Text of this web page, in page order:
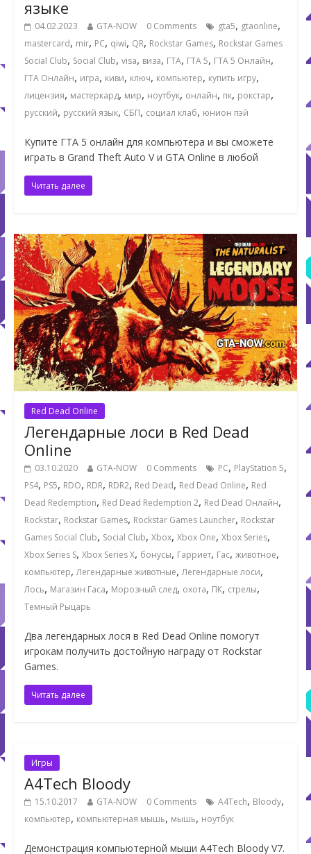
языке
04.02.2023 GTA-NOW 0 Comments gta5, gtaonline,
mastercard, mir, PC, qiwi, QR, Rockstar Games, Rockstar Games
Social Club, Social Club, visa, виза, ГТА, ГТА 5, ГТА 5 Онлайн,
ГТА Онлайн, игра, киви, ключ, компьютер, купить игру,
лицензия, мастеркард, мир, ноутбук, онлайн, пк, рокстар,
русский, русский язык, СБП, социал клаб, юнион пэй
Купите ГТА 5 онлайн для компьютера и вы сможете
играть в Grand Theft Auto V и GTA Online в любой
Читать далее
Red Dead Online
Легендарные лоси в Red Dead
Online
03.10.2020 GTA-NOW 0 Comments PC, PlayStation 5,
PS4, PS5, RDO, RDR, RDR2, Red Dead, Red Dead Online, Red
Dead Redemption, Red Dead Redemption 2, Red Dead Онлайн,
Rockstar, Rockstar Games, Rockstar Games Launcher, Rockstar
Games Social Club, Social Club, Xbox, Xbox One, Xbox Series,
Xbox Series S, Xbox Series X, бонусы, Гарриет, Гас, животное,
компьютер,Легендарные животные,Легендарные лоси,
Лось, Магазин Гаса, Морозный след, охота, ПК, стрелы,
Темный Рыцарь
Два легендарных лося в Red Dead Online помогут
игрокам получить достойную награду от Rockstar
Games.
Читать далее
Игры
A4Tech Bloody
15.10.2017 GTA-NOW 0 Comments A4Tech, Bloody,
компьютер, компьютерная мышь, мышь, ноутбук
Демонстрация компьютерной мыши A4Tech Bloody V7.